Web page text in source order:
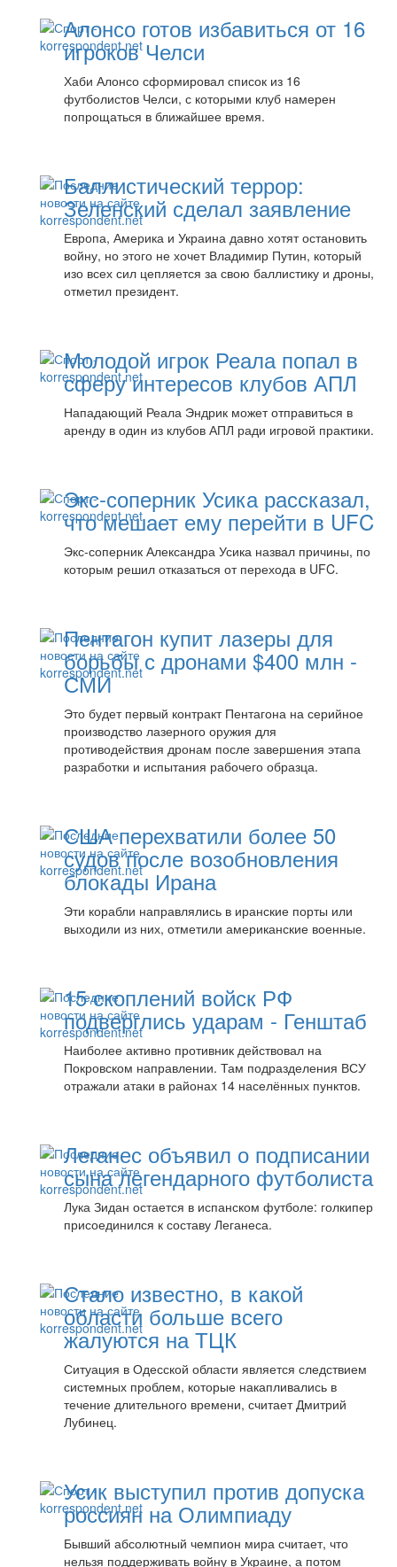
Алонсо готов избавиться от 16
игроков Челси
Хаби Алонсо сформировал список из 16
футболистов Челси, с которыми клуб намерен
попрощаться в ближайшее время.
Баллистический террор:
Зеленский сделал заявление
Европа, Америка и Украина давно хотят остановить
войну, но этого не хочет Владимир Путин, который
изо всех сил цепляется за свою баллистику и дроны,
отметил президент.
Молодой игрок Реала попал в
сферу интересов клубов АПЛ
Нападающий Реала Эндрик может отправиться в
аренду в один из клубов АПЛ ради игровой практики.
Экс-соперник Усика рассказал,
что мешает ему перейти в UFC
Экс-соперник Александра Усика назвал причины, по
которым решил отказаться от перехода в UFC.
Пентагон купит лазеры для
борьбы с дронами $400 млн -
СМИ
Это будет первый контракт Пентагона на серийное
производство лазерного оружия для
противодействия дронам после завершения этапа
разработки и испытания рабочего образца.
США перехватили более 50
судов после возобновления
блокады Ирана
Эти корабли направлялись в иранские порты или
выходили из них, отметили американские военные.
15 скоплений войск РФ
подверглись ударам - Генштаб
Наиболее активно противник действовал на
Покровском направлении. Там подразделения ВСУ
отражали атаки в районах 14 населённых пунктов.
Леганес объявил о подписании
сына легендарного футболиста
Лука Зидан остается в испанском футболе: голкипер
присоединился к составу Леганеса.
Стало известно, в какой
области больше всего
жалуются на ТЦК
Ситуация в Одесской области является следствием
системных проблем, которые накапливались в
течение длительного времени, считает Дмитрий
Лубинец.
Усик выступил против допуска
россиян на Олимпиаду
Бывший абсолютный чемпион мира считает, что
нельзя поддерживать войну в Украине, а потом